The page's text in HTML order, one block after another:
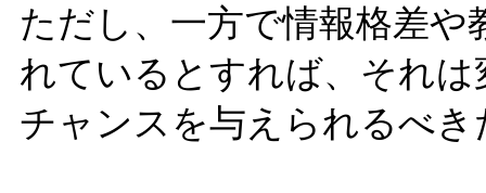
ただし、一方で情報格差
れているとすれば、それ
チャンスを与えられるべ